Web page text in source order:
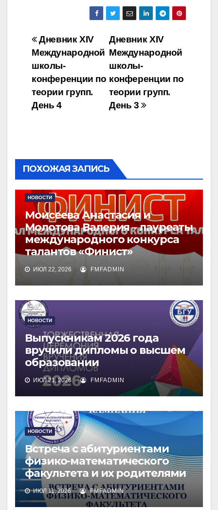
Навигация
по
записям
Дневник XIV
Международной
школы-
конференции по
теории групп.
День 3
Дневник XIV
Международной
школы-
конференции по
теории групп.
День 4
ПОХОЖАЯ ЗАПИСЬ
НОВОСТИ
Моисеева Анастасия и
Молотова Валерия – лауреаты
международного конкурса
талантов «Финист»
ИЮЛ 22, 2026 FMFADMIN
НОВОСТИ
Выпускникам 2026 года
вручили дипломы о высшем
образовании
ИЮЛ 21, 2026 FMFADMIN
НОВОСТИ
Встреча с абитуриентами
физико-математического
факультета и их родителями
ИЮЛ 11, 2026 FMFADMIN